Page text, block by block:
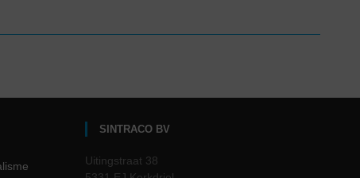
SINTRACO BV
Uitingstraat 38